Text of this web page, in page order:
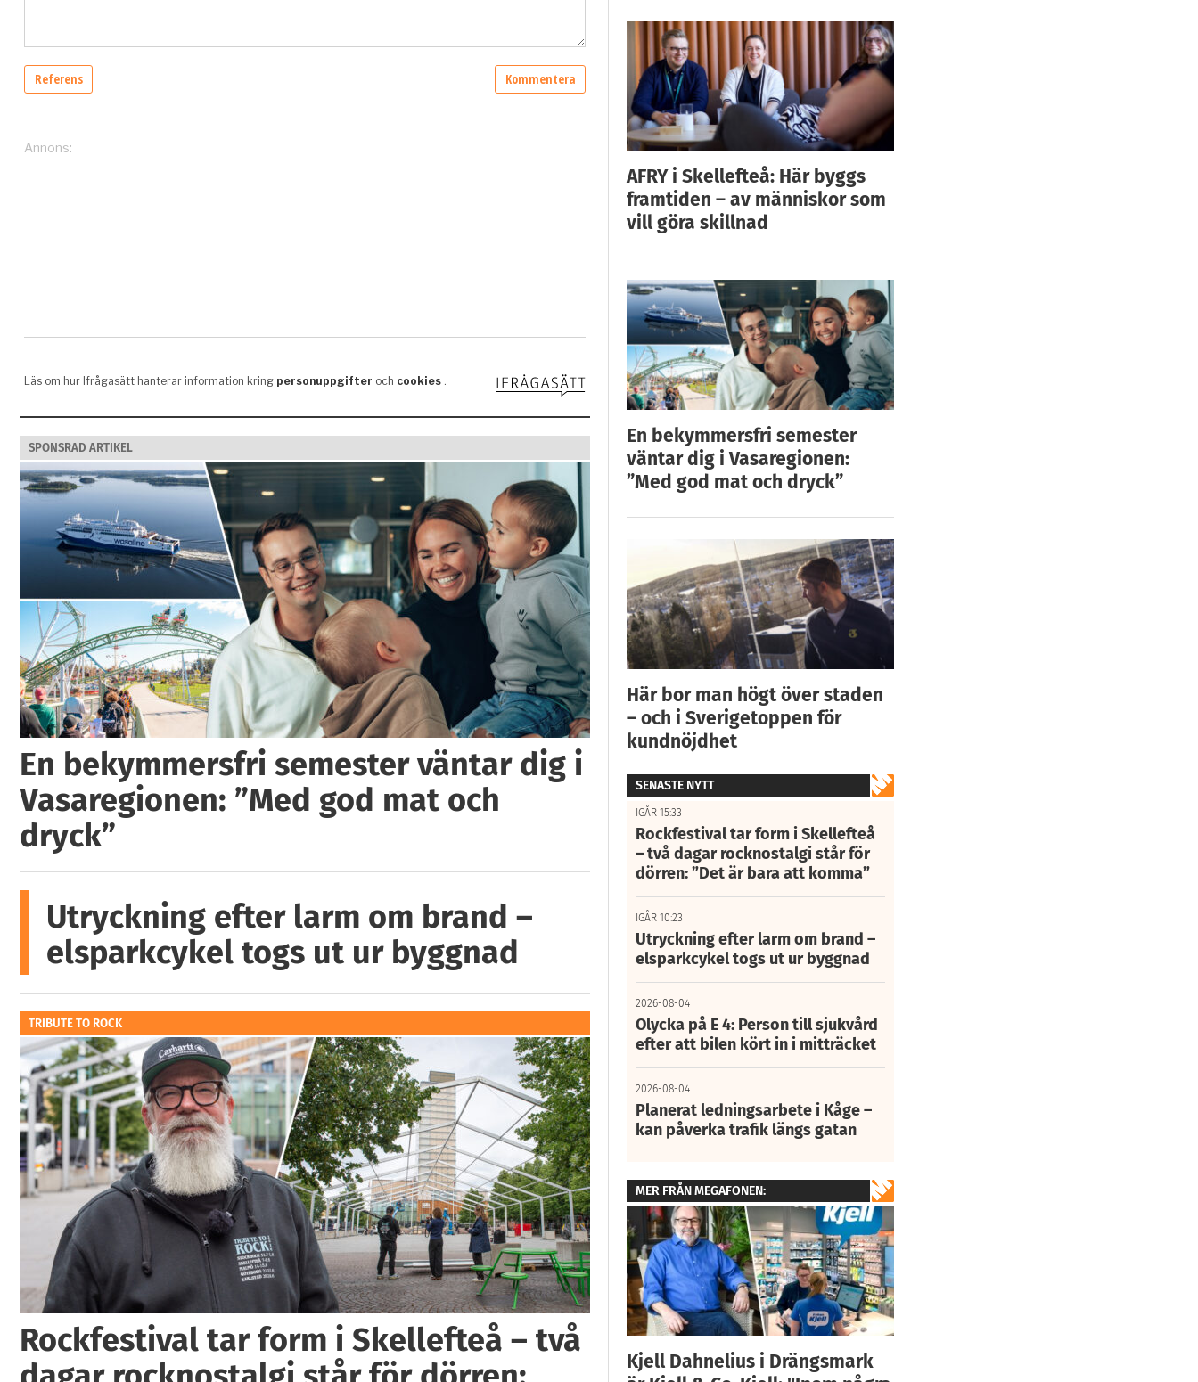
SPONSRAD ARTIKEL
En bekymmersfri semester väntar dig i
Vasaregionen: ”Med god mat och
dryck”
Utryckning efter larm om brand –
elsparkcykel togs ut ur byggnad
TRIBUTE TO ROCK
Rockfestival tar form i Skellefteå – två
AFRY i Skellefteå: Här byggs
framtiden – av människor som
vill göra skillnad
En bekymmersfri semester
väntar dig i Vasaregionen:
”Med god mat och dryck”
Här bor man högt över staden
– och i Sverigetoppen för
kundnöjdhet
SENASTE NYTT
IGÅR 15:33
Rockfestival tar form i Skellefteå
– två dagar rocknostalgi står för
dörren: ”Det är bara att komma”
IGÅR 10:23
Utryckning efter larm om brand –
elsparkcykel togs ut ur byggnad
2026-08-04
Olycka på E 4: Person till sjukvård
efter att bilen kört in i mitträcket
2026-08-04
Planerat ledningsarbete i Kåge –
kan påverka trafik längs gatan
MER FRÅN MEGAFONEN:
Kjell Dahnelius i Drängsmark